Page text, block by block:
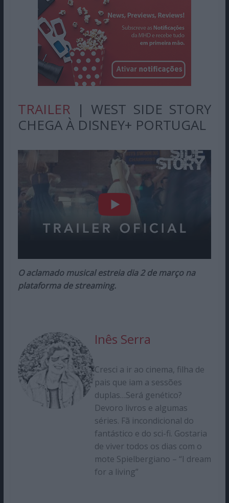
TRAILER | WEST SIDE STORY
CHEGA À DISNEY+ PORTUGAL
O aclamado musical estreia dia 2 de março na
plataforma de streaming.
Inês Serra
Cresci a ir ao cinema, filha de
pais que iam a sessões
duplas…Será genético?
Devoro livros e algumas
séries. Fã incondicional do
fantástico e do sci-fi. Gostaria
de viver todos os dias com o
mote Spielbergiano – “I dream
for a living”